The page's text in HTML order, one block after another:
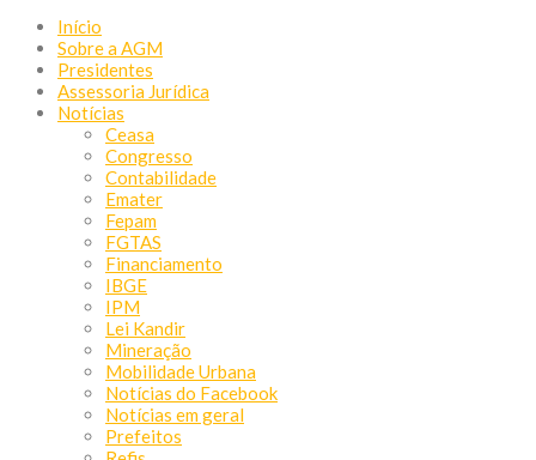
Início
Sobre a AGM
Presidentes
Assessoria Jurídica
Notícias
Ceasa
Congresso
Contabilidade
Emater
Fepam
FGTAS
Financiamento
IBGE
IPM
Lei Kandir
Mineração
Mobilidade Urbana
Notícias do Facebook
Notícias em geral
Prefeitos